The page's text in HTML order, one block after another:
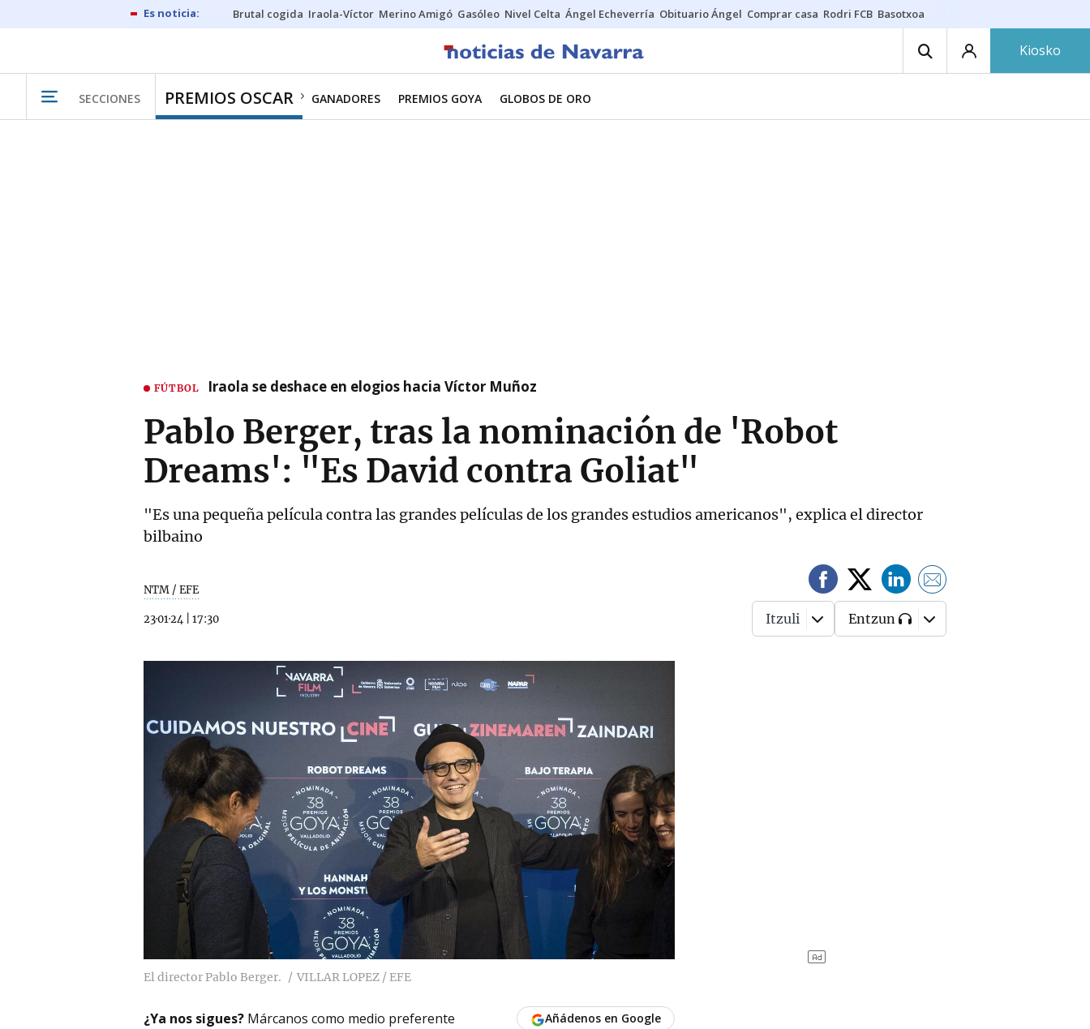
Brutal cogida Iraola-Víctor Merino Amigó Gasóleo Nivel Celta Ángel Echeverría Obituario Ángel Comprar casa Rodri FCB Basotxoa
Kiosko
SECCIONES PREMIOS OSCAR GANADORES PREMIOS GOYA GLOBOS DE ORO
FÚTBOL Iraola se deshace en elogios hacia Víctor Muñoz
Pablo Berger, tras la nominación de 'Robot
Dreams': "Es David contra Goliat"
"Es una pequeña película contra las grandes películas de los grandes estudios americanos", explica el director
bilbaino
NTM / EFE
23·01·24 17:30 Itzuli Entzun
El director Pablo Berger. VILLAR LOPEZ / EFE
¿Ya nos sigues? Márcanos como medio preferente Añádenos en Google